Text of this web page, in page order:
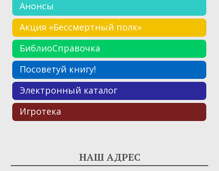
Анонсы
Акция «Бессмертный полк»
БиблиоСправочка
Посоветуй книгу!
Электронный каталог
Игротека
НАШ АДРЕС